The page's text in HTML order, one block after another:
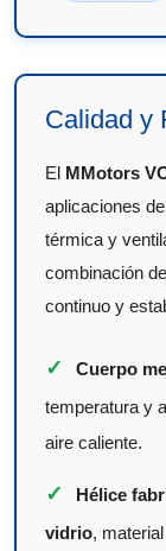
Calidad y
El MMotors
aplicaciones
térmica y
combinación
continuo y
✓ Cuerpo
temperatura y
aire caliente.
✓
Hélice
vidrio,